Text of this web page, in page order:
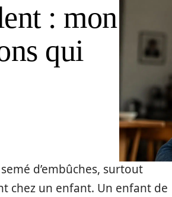
: mon
qui
d’embûches, surtout
chez un enfant. Un enfant de